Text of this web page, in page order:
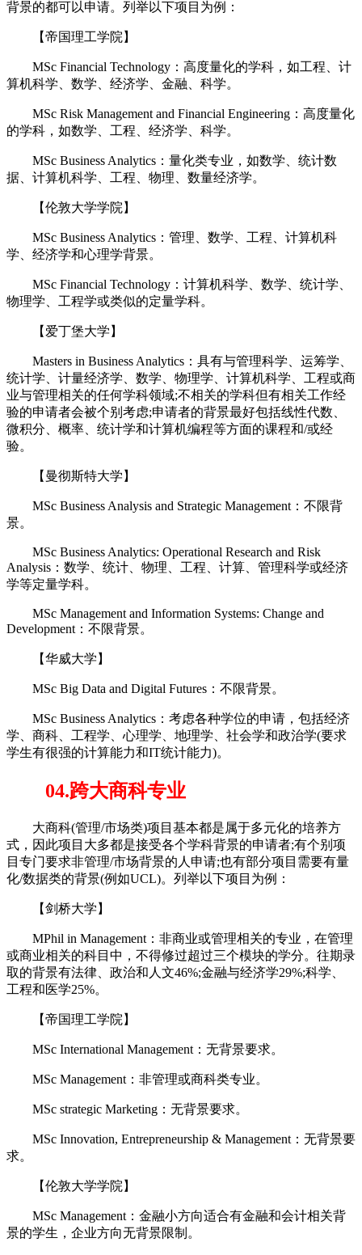
背景的都可以申请。列举以下项目为例：
【帝国理工学院】
MSc Financial Technology：高度量化的学科，如工程、计
算机科学、数学、经济学、金融、科学。
MSc Risk Management and Financial Engineering：高度量化
的学科，如数学、工程、经济学、科学。
MSc Business Analytics：量化类专业，如数学、统计数
据、计算机科学、工程、物理、数量经济学。
【伦敦大学学院】
MSc Business Analytics：管理、数学、工程、计算机科
学、经济学和心理学背景。
MSc Financial Technology：计算机科学、数学、统计学、
物理学、工程学或类似的定量学科。
【爱丁堡大学】
Masters in Business Analytics：具有与管理科学、运筹学、
统计学、计量经济学、数学、物理学、计算机科学、工程或商
业与管理相关的任何学科领域;不相关的学科但有相关工作经
验的申请者会被个别考虑;申请者的背景最好包括线性代数、
微积分、概率、统计学和计算机编程等方面的课程和/或经
验。
【曼彻斯特大学】
MSc Business Analysis and Strategic Management：不限背
景。
MSc Business Analytics: Operational Research and Risk
Analysis：数学、统计、物理、工程、计算、管理科学或经济
学等定量学科。
MSc Management and Information Systems: Change and
Development：不限背景。
【华威大学】
MSc Big Data and Digital Futures：不限背景。
MSc Business Analytics：考虑各种学位的申请，包括经济
学、商科、工程学、心理学、地理学、社会学和政治学(要求
学生有很强的计算能力和IT统计能力)。
04.跨大商科专业
大商科(管理/市场类)项目基本都是属于多元化的培养方
式，因此项目大多都是接受各个学科背景的申请者;有个别项
目专门要求非管理/市场背景的人申请;也有部分项目需要有量
化/数据类的背景(例如UCL)。列举以下项目为例：
【剑桥大学】
MPhil in Management：非商业或管理相关的专业，在管理
或商业相关的科目中，不得修过超过三个模块的学分。往期录
取的背景有法律、政治和人文46%;金融与经济学29%;科学、
工程和医学25%。
【帝国理工学院】
MSc International Management：无背景要求。
MSc Management：非管理或商科类专业。
MSc strategic Marketing：无背景要求。
MSc Innovation, Entrepreneurship & Management：无背景要
求。
【伦敦大学学院】
MSc Management：金融小方向适合有金融和会计相关背
景的学生，企业方向无背景限制。